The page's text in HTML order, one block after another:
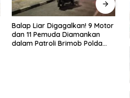
Bukan Sekadar Latihan! 50
Personel Dalmas Polres
Pelabuhan Tanjung Priok Diuji